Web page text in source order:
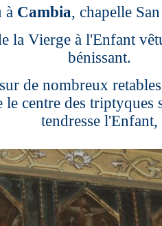
à Cambia, chapelle
la Vierge à l'Enfant
bénissant.
de nombreux
le centre des triptyques
tendresse l'Enfant,